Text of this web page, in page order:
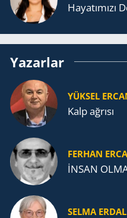
Ha­ya­tı­mı­zı
Yazarlar
YÜKSEL
Kalp ağrısı
FERHAN
İNSAN
SELMA ERDAL